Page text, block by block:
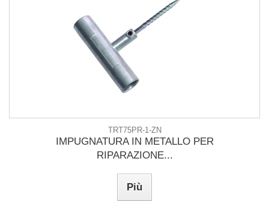
TRT75PR-1-ZN
IMPUGNATURA IN METALLO PER
RIPARAZIONE...
Più